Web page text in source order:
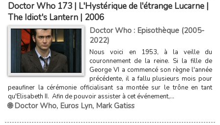
Doctor Who 173 | L'Hystérique de l'étrange Lucarne |
The Idiot's Lantern | 2006
Doctor Who : Episothèque (2005-
2022)
Nous voici en 1953, à la veille du
couronnement de la reine. Si la fille de
George VI a commencé son règne l'année
précédente, il a fallu plusieurs mois pour
peaufiner la cérémonie officialisant sa montée sur le trône en tant
qu'Elisabeth II. Afin de pouvoir assister à cet événement,...
🌐 Doctor Who, Euros Lyn, Mark Gatiss